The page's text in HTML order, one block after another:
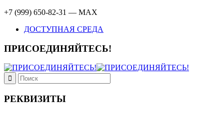
+7 (999) 650-82-31 — MAX
ДОСТУПНАЯ СРЕДА
ПРИСОЕДИНЯЙТЕСЬ!
РЕКВИЗИТЫ